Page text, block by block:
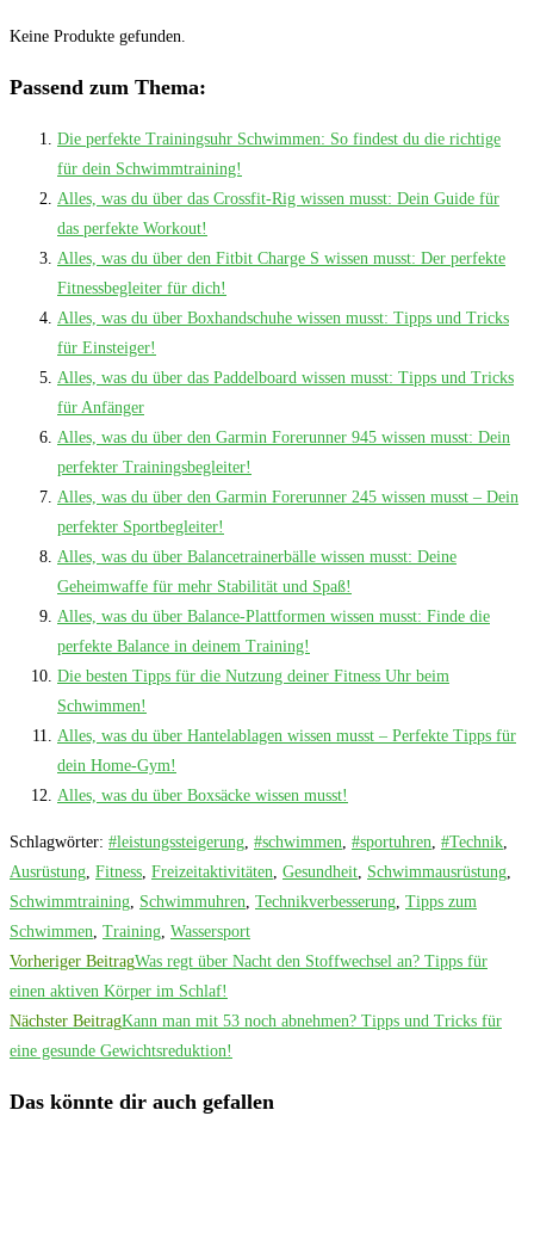
Keine Produkte gefunden.
Passend zum Thema:
Die perfekte Trainingsuhr Schwimmen: So findest du die richtige
für dein Schwimmtraining!
Alles, was du über das Crossfit-Rig wissen musst: Dein Guide für
das perfekte Workout!
Alles, was du über den Fitbit Charge S wissen musst: Der perfekte
Fitnessbegleiter für dich!
Alles, was du über Boxhandschuhe wissen musst: Tipps und Tricks
für Einsteiger!
Alles, was du über das Paddelboard wissen musst: Tipps und Tricks
für Anfänger
Alles, was du über den Garmin Forerunner 945 wissen musst: Dein
perfekter Trainingsbegleiter!
Alles, was du über den Garmin Forerunner 245 wissen musst – Dein
perfekter Sportbegleiter!
Alles, was du über Balancetrainerbälle wissen musst: Deine
Geheimwaffe für mehr Stabilität und Spaß!
Alles, was du über Balance-Plattformen wissen musst: Finde die
perfekte Balance in deinem Training!
Die besten Tipps für die Nutzung deiner Fitness Uhr beim
Schwimmen!
Alles, was du über Hantelablagen wissen musst – Perfekte Tipps für
dein Home-Gym!
Alles, was du über Boxsäcke wissen musst!
Schlagwörter: #leistungssteigerung #schwimmen #sportuhren #Technik
Ausrüstung Fitness Freizeitaktivitäten Gesundheit Schwimmausrüstung
Schwimmtraining Schwimmuhren Technikverbesserung Tipps zum
Schwimmen Training Wassersport
Weitere
Artikel
ansehen
Vorheriger BeitragWas regt über Nacht den Stoffwechsel an? Tipps für
einen aktiven Körper im Schlaf!
Nächster BeitragKann man mit 53 noch abnehmen? Tipps und Tricks für
eine gesunde Gewichtsreduktion!
Das könnte dir auch gefallen